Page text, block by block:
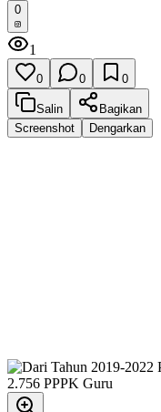
0
1
0 0 0
Salin
Bagikan
Screenshot
Dengarkan